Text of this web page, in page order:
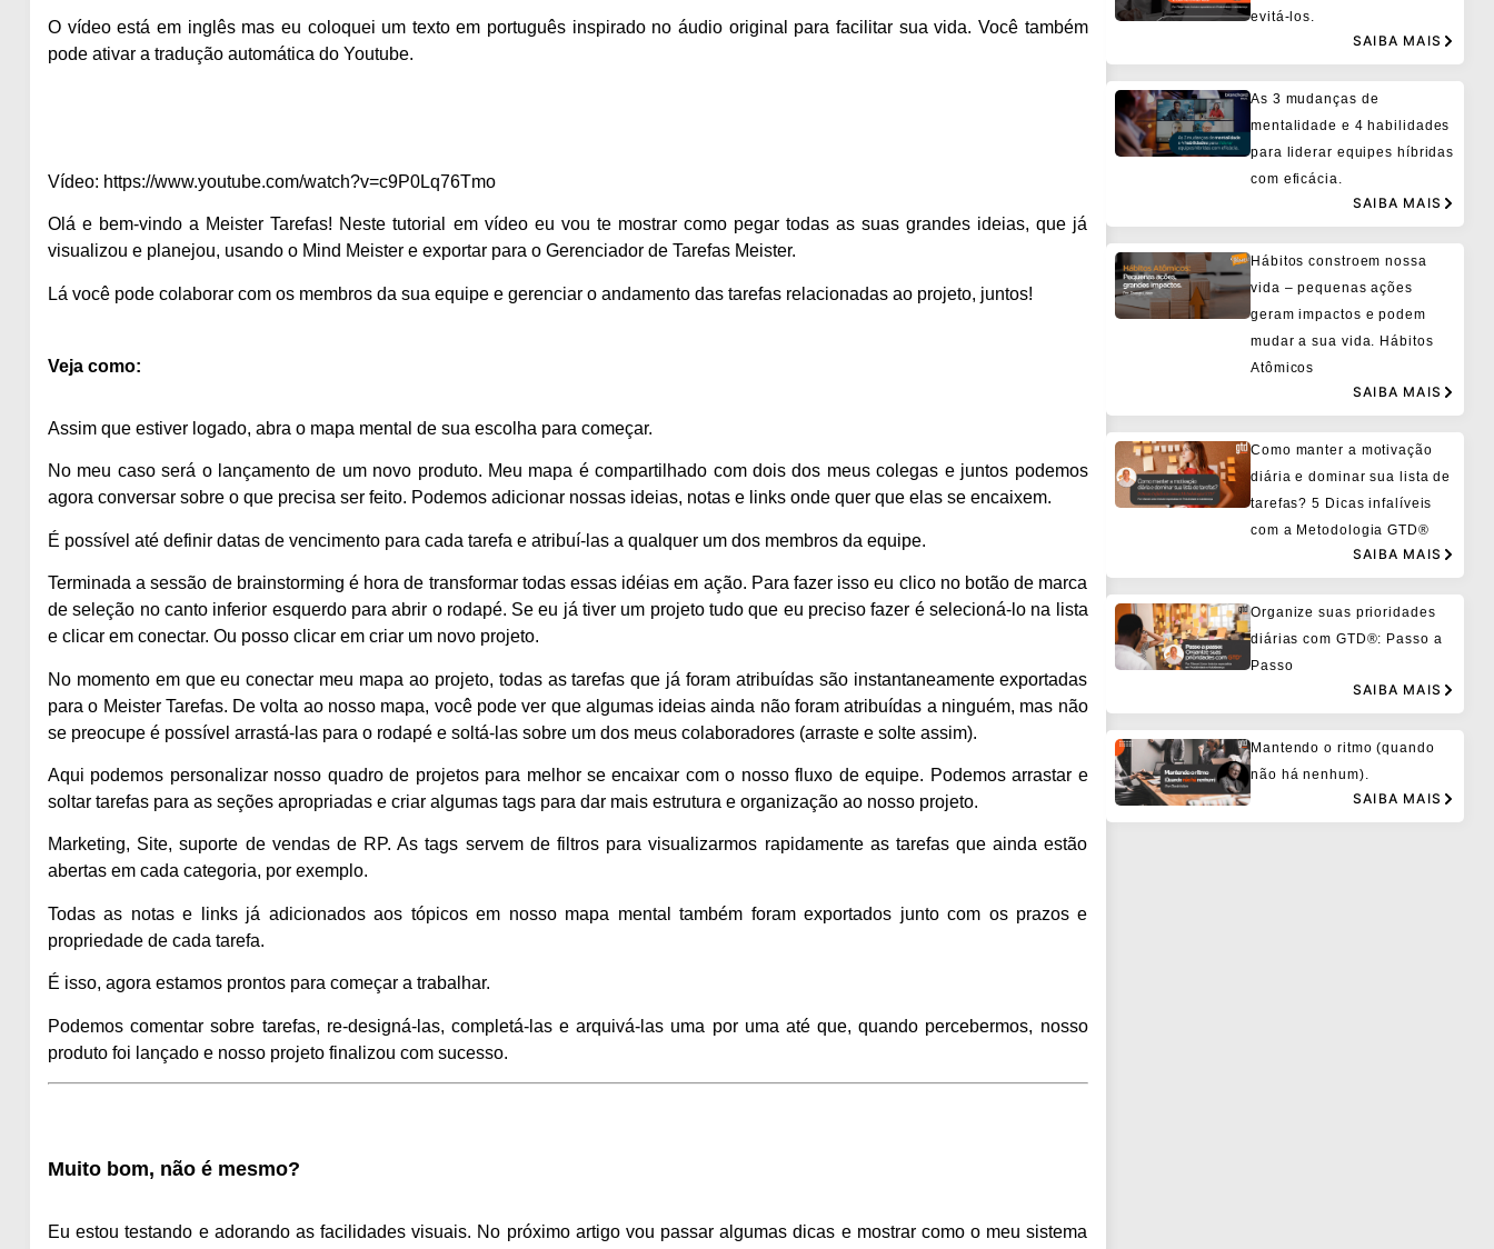
O vídeo está em inglês mas eu coloquei um texto em português inspirado no áudio original para facilitar sua vida. Você também
pode ativar a tradução automática do Youtube.
Vídeo: https://www.youtube.com/watch?v=c9P0Lq76Tmo
Olá e bem-vindo a Meister Tarefas! Neste tutorial em vídeo eu vou te mostrar como pegar todas as suas grandes ideias, que já
visualizou e planejou, usando o Mind Meister e exportar para o Gerenciador de Tarefas Meister.
Lá você pode colaborar com os membros da sua equipe e gerenciar o andamento das tarefas relacionadas ao projeto, juntos!
Veja como:
Assim que estiver logado, abra o mapa mental de sua escolha para começar.
No meu caso será o lançamento de um novo produto. Meu mapa é compartilhado com dois dos meus colegas e juntos podemos
agora conversar sobre o que precisa ser feito. Podemos adicionar nossas ideias, notas e links onde quer que elas se encaixem.
É possível até definir datas de vencimento para cada tarefa e atribuí-las a qualquer um dos membros da equipe.
Terminada a sessão de brainstorming é hora de transformar todas essas idéias em ação. Para fazer isso eu clico no botão de marca
de seleção no canto inferior esquerdo para abrir o rodapé. Se eu já tiver um projeto tudo que eu preciso fazer é selecioná-lo na lista
e clicar em conectar. Ou posso clicar em criar um novo projeto.
No momento em que eu conectar meu mapa ao projeto, todas as tarefas que já foram atribuídas são instantaneamente exportadas
para o Meister Tarefas. De volta ao nosso mapa, você pode ver que algumas ideias ainda não foram atribuídas a ninguém, mas não
se preocupe é possível arrastá-las para o rodapé e soltá-las sobre um dos meus colaboradores (arraste e solte assim).
Aqui podemos personalizar nosso quadro de projetos para melhor se encaixar com o nosso fluxo de equipe. Podemos arrastar e
soltar tarefas para as seções apropriadas e criar algumas tags para dar mais estrutura e organização ao nosso projeto.
Marketing, Site, suporte de vendas de RP. As tags servem de filtros para visualizarmos rapidamente as tarefas que ainda estão
abertas em cada categoria, por exemplo.
Todas as notas e links já adicionados aos tópicos em nosso mapa mental também foram exportados junto com os prazos e
propriedade de cada tarefa.
É isso, agora estamos prontos para começar a trabalhar.
Podemos comentar sobre tarefas, re-designá-las, completá-las e arquivá-las uma por uma até que, quando percebermos, nosso
produto foi lançado e nosso projeto finalizou com sucesso.
Muito bom, não é mesmo?
Eu estou testando e adorando as facilidades visuais. No próximo artigo vou passar algumas dicas e mostrar como o meu sistema
evitá-los.
SAIBA MAIS
As 3 mudanças de
mentalidade e 4 habilidades
para liderar equipes híbridas
com eficácia.
SAIBA MAIS
Hábitos constroem nossa
vida – pequenas ações
geram impactos e podem
mudar a sua vida. Hábitos
Atômicos
SAIBA MAIS
Como manter a motivação
diária e dominar sua lista de
tarefas? 5 Dicas infalíveis
com a Metodologia GTD®
SAIBA MAIS
Organize suas prioridades
diárias com GTD®: Passo a
Passo
SAIBA MAIS
Mantendo o ritmo (quando
não há nenhum).
SAIBA MAIS